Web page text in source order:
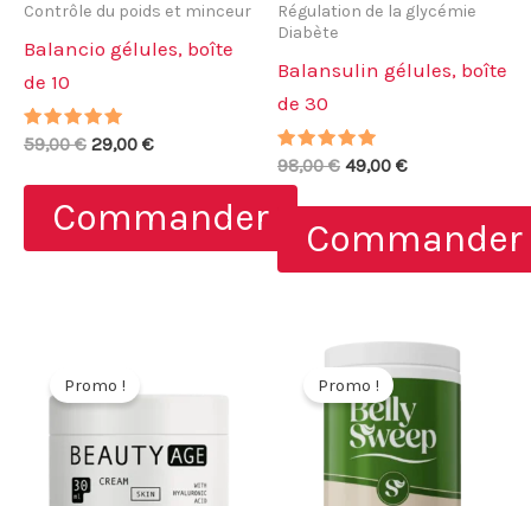
Contrôle du poids et minceur
Balancio gélules, boîte
de 10
Note
59,00€ Le
initial
était :
59,00 €.
29,00 €Le
actuel
est :
29,00 €.
Commander
Régulation de la glycémie
Diabète
Balansulin gélules, boîte
de 30
Note
98,00€ Le
initial
était :
98,00 €.
49,00 €Le
actuel
est :
49,00 €.
Commander
Promo ! Promo !